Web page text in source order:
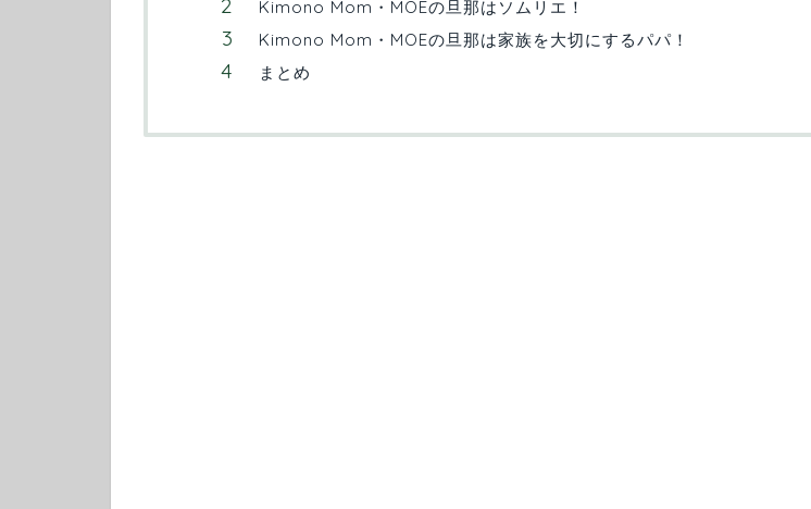
Kimono Mom・MOEの旦那はソムリエ！
Kimono Mom・MOEの旦那は家族を大切にするパパ！
まとめ